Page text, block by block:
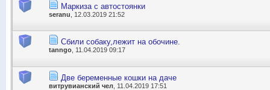
Маркиза с автостоянки
seranu , 12.03.2019 21:52
Сбили собаку,лежит на обочине.
tanngo , 11.04.2019 09:17
Две беременные кошки на даче
витрувианский чел , 11.04.2019 17:51